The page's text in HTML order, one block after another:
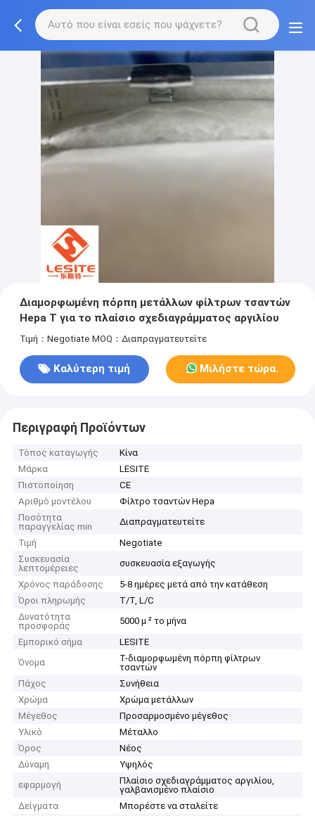
Διαμορφωμένη πόρπη μετάλλων φίλτρων τσαντών
Hepa Τ για το πλαίσιο σχεδιαγράμματος αργιλίου
Τιμή：Negotiate MOQ：Διαπραγματευτείτε
Καλύτερη τιμή Μιλήστε τώρα.
Περιγραφή Προϊόντων
Τόπος καταγωγής
Κίνα
Μάρκα
LESITE
Πιστοποίηση
CE
Αριθμό μοντέλου
Φίλτρο τσαντών Hepa
Ποσότητα
παραγγελίας min
Διαπραγματευτείτε
Τιμή
Negotiate
Συσκευασία
λεπτομέρειες
συσκευασία εξαγωγής
Χρόνος παράδοσης
5-8 ημέρες μετά από την κατάθεση
Όροι πληρωμής
T/T, L/C
Δυνατότητα
προσφοράς
5000 μ ² το μήνα
Εμπορικό σήμα
LESITE
Όνομα
Τ-διαμορφωμένη πόρπη φίλτρων
τσαντών
Πάχος
Συνήθεια
Χρώμα
Χρώμα μετάλλων
Μέγεθος
Προσαρμοσμένο μέγεθος
Υλικό
Μέταλλο
Όρος
Νέος
Δύναμη
Υψηλός
εφαρμογή
Πλαίσιο σχεδιαγράμματος αργιλίου,
γαλβανισμένο πλαίσιο
Δείγματα
Μπορέστε να σταλείτε